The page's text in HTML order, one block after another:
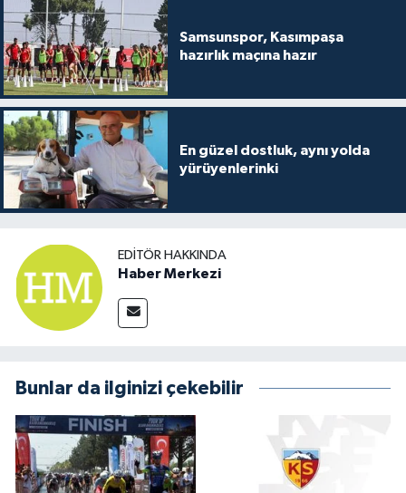
Samsunspor, Kasımpaşa
hazırlık maçına hazır
En güzel dostluk, aynı yolda
yürüyenlerinki
EDITÖR HAKKINDA
Haber Merkezi
Bunlar da ilginizi çekebilir